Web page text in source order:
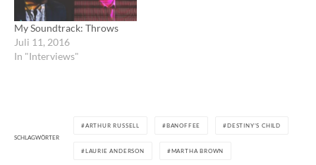
My Soundtrack: Throws
Juli 11, 2016
In "Interviews"
SCHLAGWÖRTER
ARTHUR RUSSELL BANOFFEE DESTINY'S CHILD
LAURIE ANDERSON MARTHA BROWN